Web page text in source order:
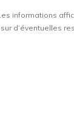
informations
d’éventuelles